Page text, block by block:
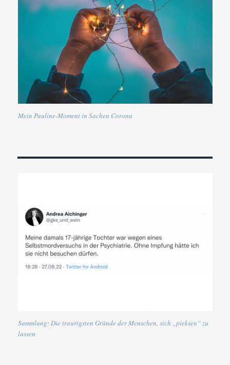
Mein Pauline-Moment in Sachen Corona
Sammlung: Die traurigsten Gründe der Menschen, sich „pieksen“ zu
lassen